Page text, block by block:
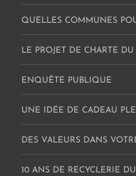
QUELLES COMMUNES
LE PROJET DE CHARTE DU
ENQUÊTE PUBLIQUE
UNE IDÉE DE CADEAU
DES VALEURS DANS
10 ANS DE RECYCLERIE